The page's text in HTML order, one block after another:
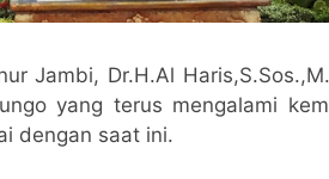
Jambi, Dr.H.Al
yang terus mengalami
dengan saat ini.